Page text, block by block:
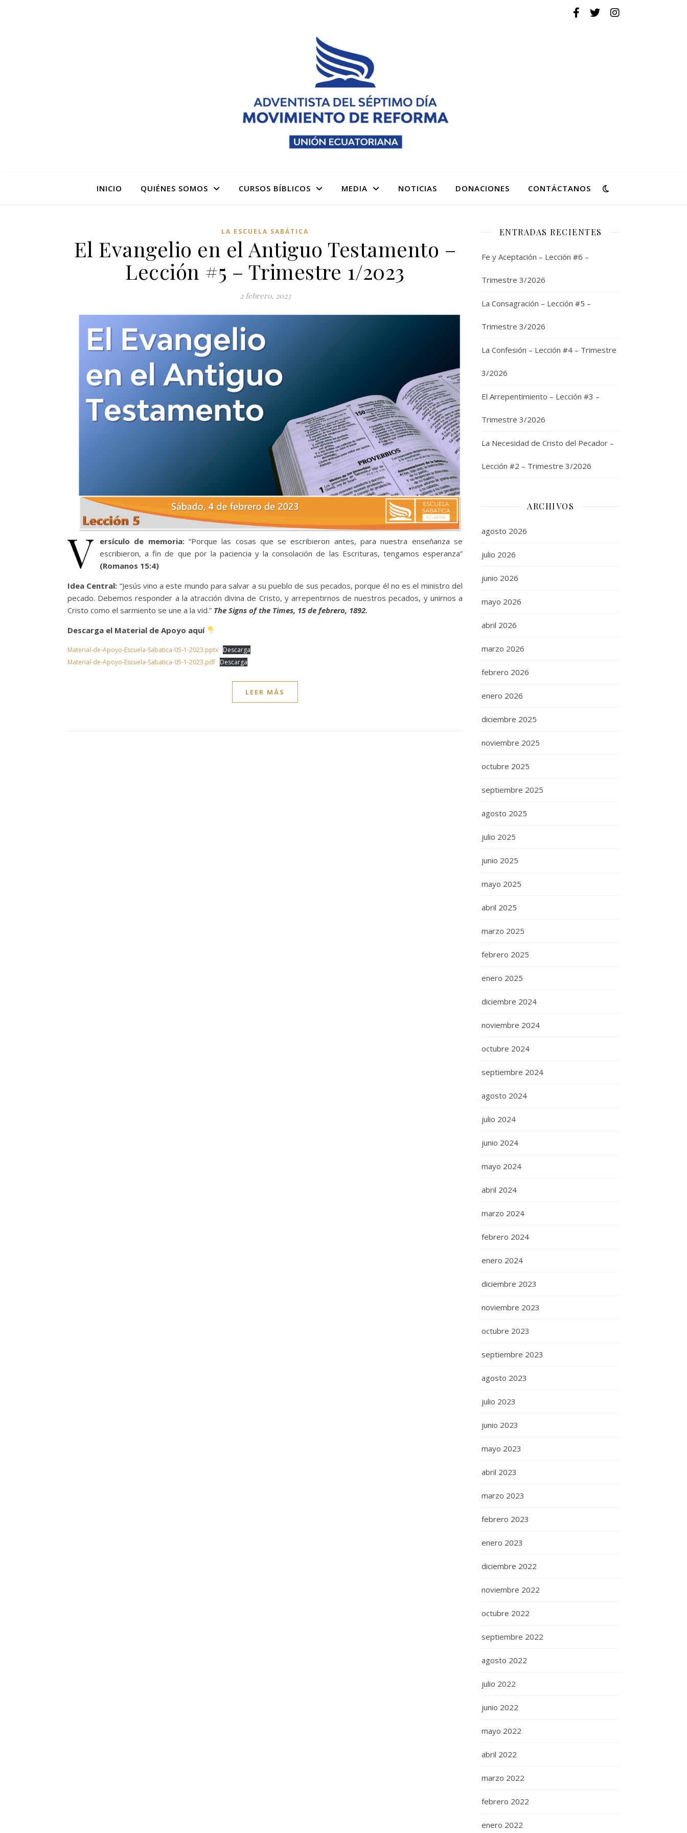
INICIO QUIÉNES SOMOS CURSOS BÍBLICOS MEDIA NOTICIAS DONACIONES CONTÁCTANOS
LA ESCUELA SABÁTICA
El Evangelio en el Antiguo Testamento –
Lección #5 – Trimestre 1/2023
2 febrero, 2023
V ersículo de memoria:“Porque las cosas que se escribieron antes, para nuestra enseñanza se
escribieron, a fin de que por la paciencia y la consolación de las Escrituras, tengamos esperanza”
(Romanos 15:4)
Idea Central: “Jesús vino a este mundo para salvar a su pueblo de sus pecados, porque él no es el ministro del
pecado. Debemos responder a la atracción divina de Cristo, y arrepentirnos de nuestros pecados, y unirnos a
Cristo como el sarmiento se une a la vid.” The Signs of the Times, 15 de febrero, 1892.
Descarga el Material de Apoyo aquí
Material-de-Apoyo-Escuela-Sabatica-05-1-2023.pptx Descarga
Material-de-Apoyo-Escuela-Sabatica-05-1-2023.pdf Descarga
LEER MÁS
ENTRADAS RECIENTES
Fe y Aceptación – Lección #6 –
Trimestre 3/2026
La Consagración – Lección #5 –
Trimestre 3/2026
La Confesión – Lección #4 – Trimestre
3/2026
El Arrepentimiento – Lección #3 –
Trimestre 3/2026
La Necesidad de Cristo del Pecador –
Lección #2 – Trimestre 3/2026
ARCHIVOS
agosto 2026
julio 2026
junio 2026
mayo 2026
abril 2026
marzo 2026
febrero 2026
enero 2026
diciembre 2025
noviembre 2025
octubre 2025
septiembre 2025
agosto 2025
julio 2025
junio 2025
mayo 2025
abril 2025
marzo 2025
febrero 2025
enero 2025
diciembre 2024
noviembre 2024
octubre 2024
septiembre 2024
agosto 2024
julio 2024
junio 2024
mayo 2024
abril 2024
marzo 2024
febrero 2024
enero 2024
diciembre 2023
noviembre 2023
octubre 2023
septiembre 2023
agosto 2023
julio 2023
junio 2023
mayo 2023
abril 2023
marzo 2023
febrero 2023
enero 2023
diciembre 2022
noviembre 2022
octubre 2022
septiembre 2022
agosto 2022
julio 2022
junio 2022
mayo 2022
abril 2022
marzo 2022
febrero 2022
enero 2022